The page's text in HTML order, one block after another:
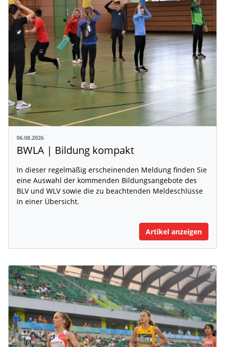
06.08.2026
BWLA | Bildung kompakt
In dieser regelmäßig erscheinenden Meldung finden Sie
eine Auswahl der kommenden Bildungsangebote des
BLV und WLV sowie die zu beachtenden Meldeschlüsse
in einer Übersicht.
Artikel anzeigen